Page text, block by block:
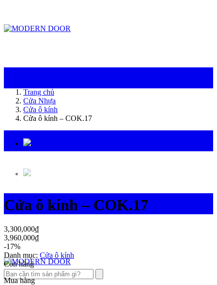
Trang chủ
Cửa Nhựa
Cửa ô kính
Cửa ô kính – COK.17
Cửa ô kính – COK.17
3,300,000₫
3,960,000₫
-17%
Danh mục: Cửa ô kính
Còn hàng
Mua hàng